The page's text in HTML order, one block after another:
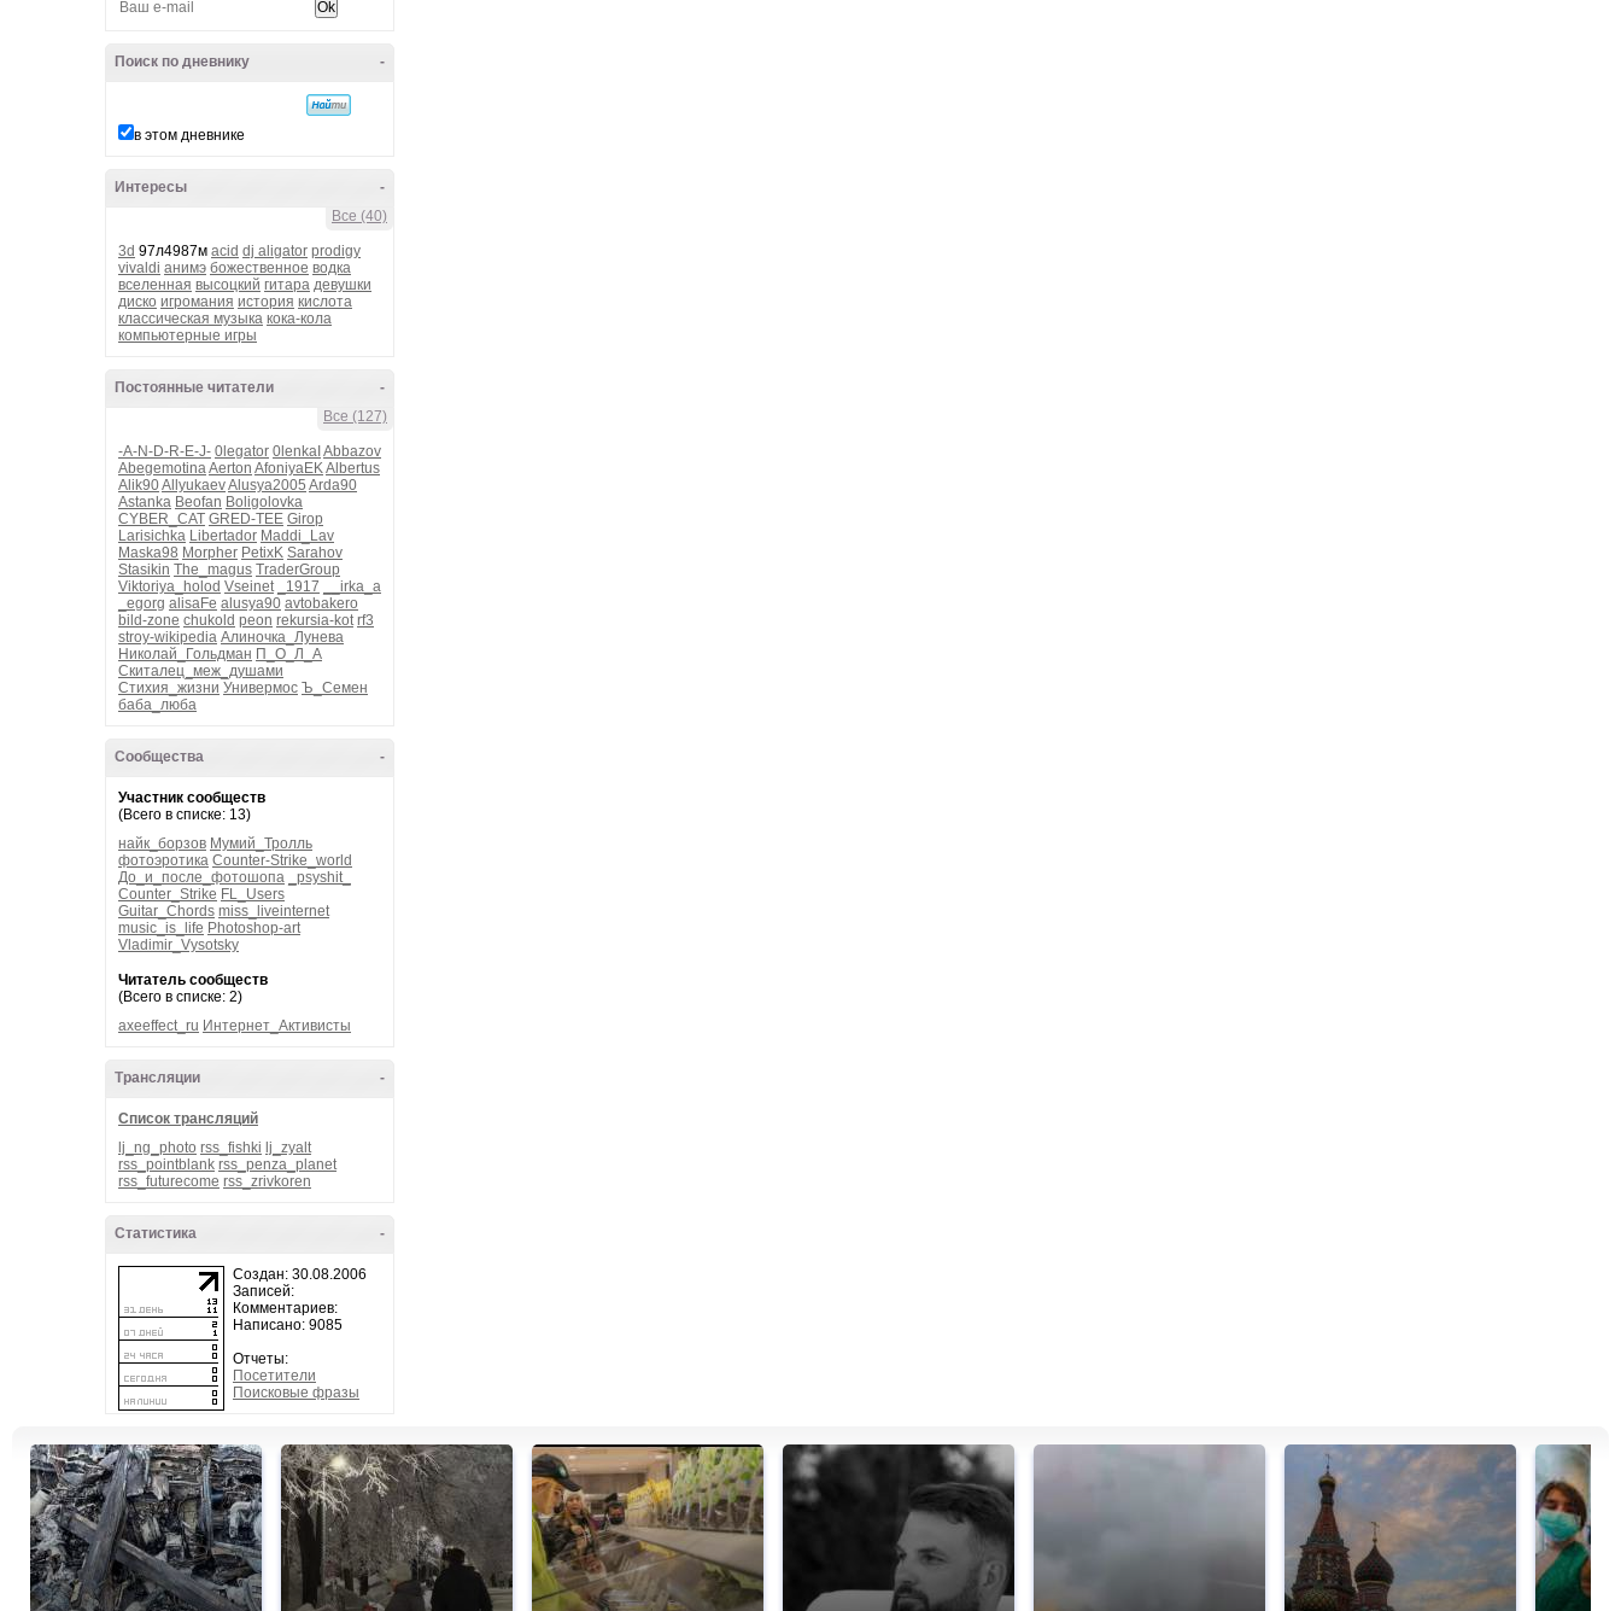
-
Поиск по дневнику
в этом дневнике
-
Интересы
Все (40)
3d 97л4987м acid dj aligator prodigy
vivaldi анимэ божественное водка
вселенная высоцкий гитара девушки
диско игромания история кислота
классическая музыка кока-кола
компьютерные игры
-
Постоянные читатели
Все (127)
-A-N-D-R-E-J- 0legator 0lenkaI Abbazov
AbegemotinaAerton AfoniyaEKAlbertus
Alik90AllyukaevAlusya2005 Arda90
Astanka Beofan Boligolovka
CYBER_CAT GRED-TEE Girop
Larisichka Libertador Maddi_Lav
Maska98 Morpher PetixK Sarahov
Stasikin The_magus TraderGroup
Viktoriya_holod Vseinet _1917
__irka_a
_egorg alisaFe alusya90 avtobakero
bild-zone chukold peon rekursia-kot rf3
stroy-wikipedia Алиночка_Лунева
Николай_Гольдман П_О_Л_А
Скиталец_меж_душами
Стихия_жизни Универмос Ъ_Семен
баба_люба
-
Сообщества
Участник сообществ
(Всего в списке: 13)
найк_борзов Мумий_Тролль
фотоэротика Counter-Strike_world
До_и_после_фотошопа
_psyshit_
Counter_Strike FL_Users
Guitar_Chords miss_liveinternet
music_is_life Photoshop-art
Vladimir_Vysotsky
Читатель сообществ
(Всего в списке: 2)
axeeffect_ru Интернет_Активисты
-
Трансляции
Список трансляций
lj_ng_photo rss_fishki lj_zyalt
rss_pointblank rss_penza_planet
rss_futurecome rss_zrivkoren
-
Статистика
Создан: 30.08.2006
Записей:
Комментариев:
Написано: 9085
Отчеты:
Посетители
Поисковые фразы